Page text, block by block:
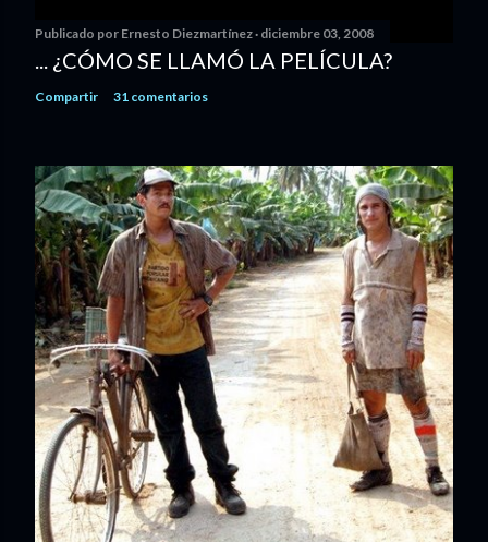
Publicado por Ernesto Diezmartínez diciembre 03, 2008
... ¿CÓMO SE LLAMÓ LA PELÍCULA?
Compartir 31 comentarios